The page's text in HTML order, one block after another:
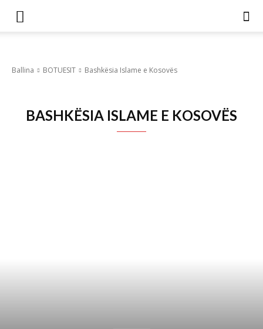
Ballina BOTUESIT Bashkësia Islame e Kosovës
BASHKËSIA ISLAME E KOSOVËS